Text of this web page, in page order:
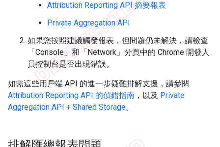
Attribution Reporting API 摘要報表
Private Aggregation API
如果您按照建議觸發報表，但問題仍未解決，請檢查
「Console」和「Network」分頁中的 Chrome 開發人
員控制台是否出現錯誤。
如需這些用戶端 API 的進一步疑難排解支援，請參閱
Attribution Reporting API 的偵錯指南 ，以及 Private
Aggregation API + Shared Storage。